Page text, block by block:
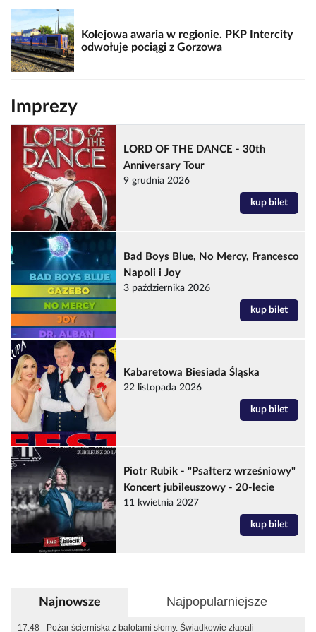
Kolejowa awaria w regionie. PKP Intercity
odwołuje pociągi z Gorzowa
Imprezy
LORD OF THE DANCE - 30th
Anniversary Tour
9 grudnia 2026
kup bilet
Bad Boys Blue, No Mercy, Francesco
Napoli i Joy
3 października 2026
kup bilet
Kabaretowa Biesiada Śląska
22 listopada 2026
kup bilet
Piotr Rubik - "Psałterz wrześniowy"
Koncert jubileuszowy - 20-lecie
11 kwietnia 2027
kup bilet
Najnowsze Najpopularniejsze
17:48
Pożar ścierniska z balotami słomy. Świadkowie złapali